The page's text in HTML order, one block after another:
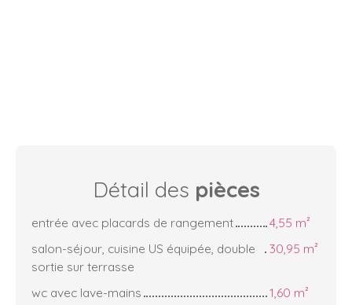
Détail des pièces
entrée avec placards de rangement
4,55 m²
salon-séjour, cuisine US équipée, double
sortie sur terrasse
30,95 m²
wc avec lave-mains
1,60 m²